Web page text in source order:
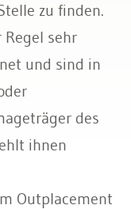
zu finden.
sehr
und sind in
des
ihnen
Outplacement